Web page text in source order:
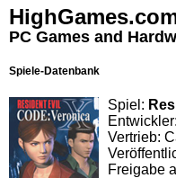
PC Games and
Spiele-Datenbank
Spiel:
Vertrieb:
Freigabe